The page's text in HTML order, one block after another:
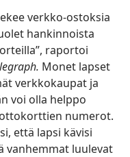
verkko-ostoksia
hankinnoista
raportoi
Monet lapset
verkkokaupat ja
voi olla helppo
numerot.
että lapsi kävisi
vanhemmat luulevat